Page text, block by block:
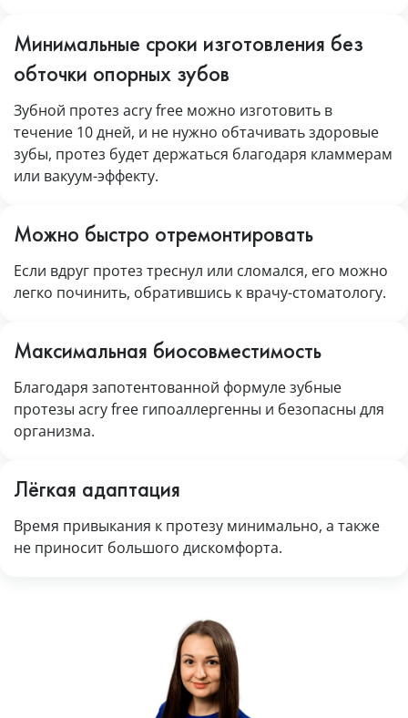
Минимальные сроки изготовления без
обточки опорных зубов
Зубной протез acry free можно изготовить в
течение 10 дней, и не нужно обтачивать здоровые
зубы, протез будет держаться благодаря кламмерам
или вакуум-эффекту.
Можно быстро отремонтировать
Если вдруг протез треснул или сломался, его можно
легко починить, обратившись к врачу-стоматологу.
Максимальная биосовместимость
Благодаря запотентованной формуле зубные
протезы acry free гипоаллергенны и безопасны для
организма.
Лёгкая адаптация
Время привыкания к протезу минимально, а также
не приносит большого дискомфорта.